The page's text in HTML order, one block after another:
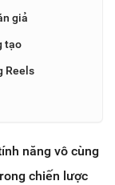
giả
tạo
Reels
năng vô cùng
chiến lược